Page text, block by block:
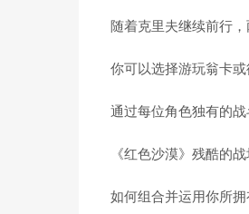
随着克里夫继续前行
你可以选择游玩翁卡
通过每位角色独有的
《红色沙漠》残酷的
如何组合并运用你所